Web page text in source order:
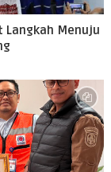
Langkah Menuju